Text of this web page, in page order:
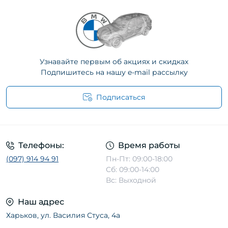
увеличенными дисками. Независимо от
комплектации, все эти системы требуют
регулярного обслуживания и замены
расходных комплектующих суппорта для
поддержания заявленной эффективности
торможения.
Направляющие суппорта:
обеспечение плавного хода
выполняют функцию подвижного крепления
тормозного цилиндра к скобе. Именно
благодаря направляющим плавающий
суппорт может свободно перемещаться
относительно тормозного диска, обеспечивая
равномерное прижатие колодок с обеих
Узнавайте первым об акциях и скидках
Подпишитесь на нашу e-mail рассылку
Подписаться
Телефоны:
(097) 914 94 91
Время работы
Пн-Пт: 09:00-18:00
Сб: 09:00-14:00
Вс: Выходной
Наш адрес
Харьков, ул. Василия Стуса, 4а